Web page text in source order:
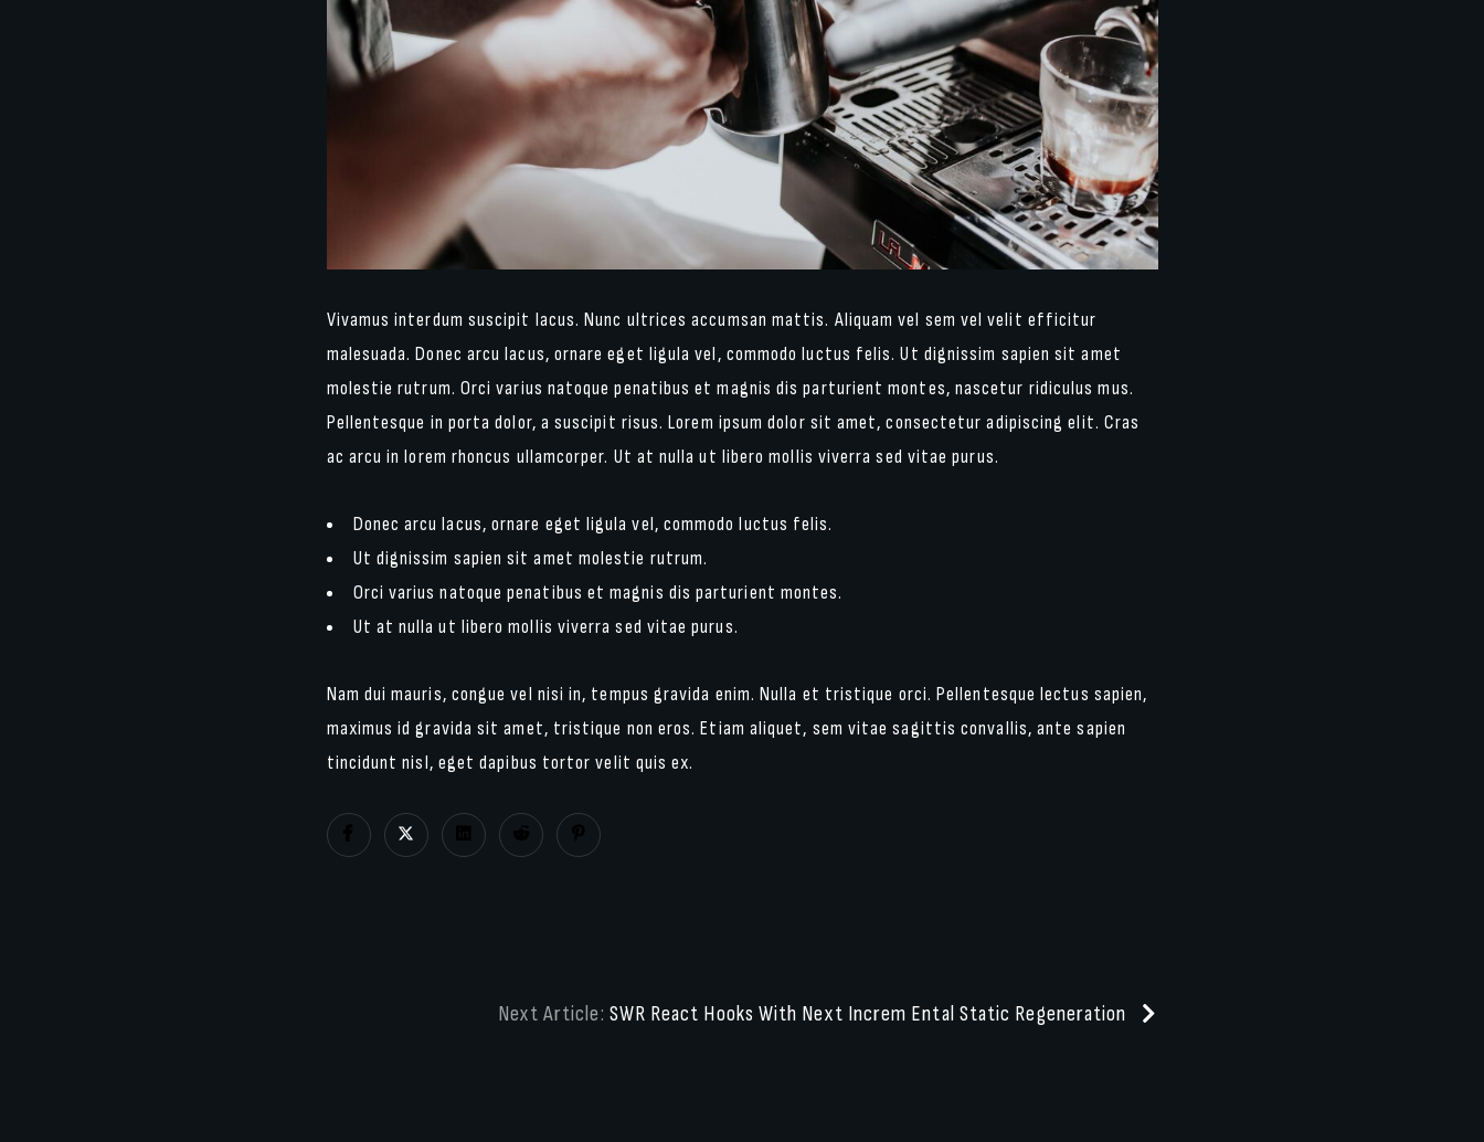
Vivamus interdum suscipit lacus. Nunc ultrices accumsan mattis. Aliquam vel sem vel velit efficitur
malesuada. Donec arcu lacus, ornare eget ligula vel, commodo luctus felis. Ut dignissim sapien sit amet
molestie rutrum. Orci varius natoque penatibus et magnis dis parturient montes, nascetur ridiculus mus.
Pellentesque in porta dolor, a suscipit risus. Lorem ipsum dolor sit amet, consectetur adipiscing elit. Cras
ac arcu in lorem rhoncus ullamcorper. Ut at nulla ut libero mollis viverra sed vitae purus.
Donec arcu lacus, ornare eget ligula vel, commodo luctus felis.
Ut dignissim sapien sit amet molestie rutrum.
Orci varius natoque penatibus et magnis dis parturient montes.
Ut at nulla ut libero mollis viverra sed vitae purus.
Nam dui mauris, congue vel nisi in, tempus gravida enim. Nulla et tristique orci. Pellentesque lectus sapien,
maximus id gravida sit amet, tristique non eros. Etiam aliquet, sem vitae sagittis convallis, ante sapien
tincidunt nisl, eget dapibus tortor velit quis ex.
Next Article: SWR React Hooks With Next Increm Ental Static Regeneration